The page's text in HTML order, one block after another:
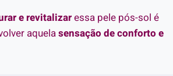
e revitalizaressa pele pós-sol é
aquelasensação de conforto e